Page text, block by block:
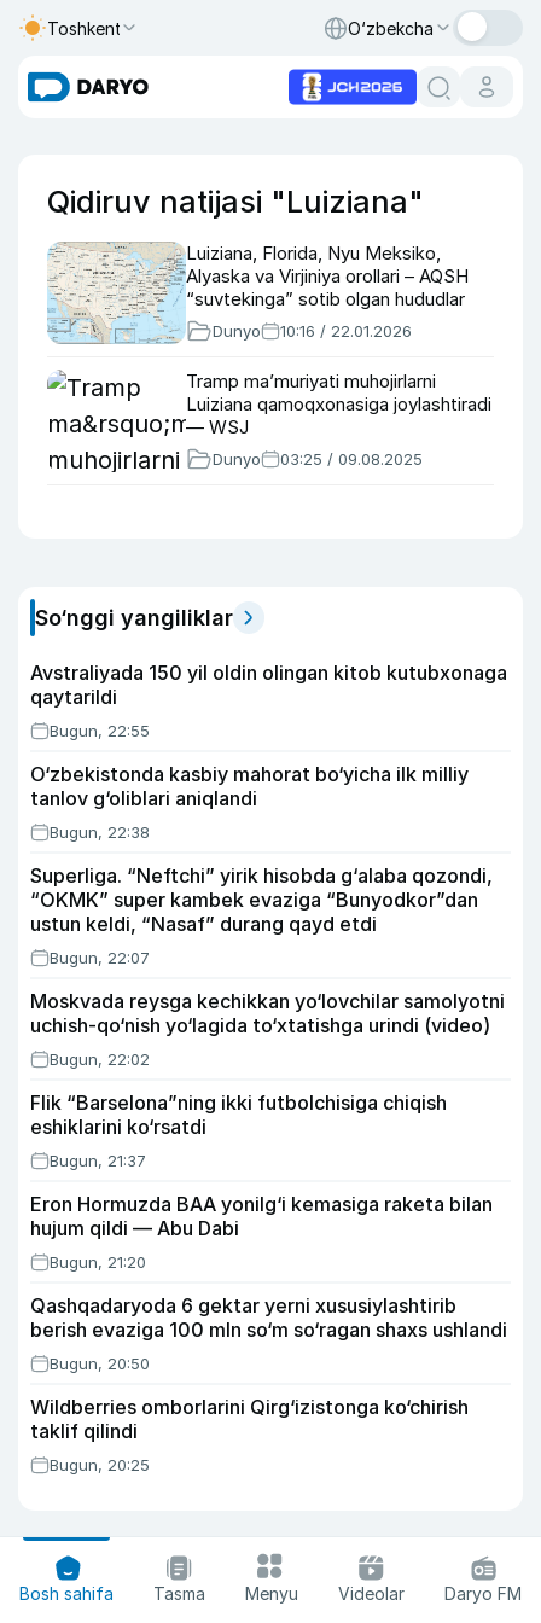
Toshkent O‘zbekcha
Qidiruv natijasi "Luiziana"
Luiziana, Florida, Nyu Meksiko,
Alyaska va Virjiniya orollari – AQSH
“suvtekinga” sotib olgan hududlar
Dunyo 10:16 / 22.01.2026
Tramp ma’muriyati muhojirlarni
Luiziana qamoqxonasiga joylashtiradi
— WSJ
Dunyo 03:25 / 09.08.2025
So‘nggi yangiliklar
Avstraliyada 150 yil oldin olingan kitob kutubxonaga
qaytarildi
Bugun, 22:55
O‘zbekistonda kasbiy mahorat bo‘yicha ilk milliy
tanlov g‘oliblari aniqlandi
Bugun, 22:38
Superliga. “Neftchi” yirik hisobda g‘alaba qozondi,
“OKMK” super kambek evaziga “Bunyodkor”dan
ustun keldi, “Nasaf” durang qayd etdi
Bugun, 22:07
Moskvada reysga kechikkan yo‘lovchilar samolyotni
uchish-qo‘nish yo‘lagida to‘xtatishga urindi (video)
Bugun, 22:02
Flik “Barselona”ning ikki futbolchisiga chiqish
eshiklarini ko‘rsatdi
Bugun, 21:37
Eron Hormuzda BAA yonilg‘i kemasiga raketa bilan
hujum qildi — Abu Dabi
Bugun, 21:20
Qashqadaryoda 6 gektar yerni xususiylashtirib
berish evaziga 100 mln so‘m so‘ragan shaxs ushlandi
Bugun, 20:50
Wildberries omborlarini Qirg‘izistonga ko‘chirish
taklif qilindi
Bugun, 20:25
Bosh sahifa Tasma Menyu Videolar Daryo FM